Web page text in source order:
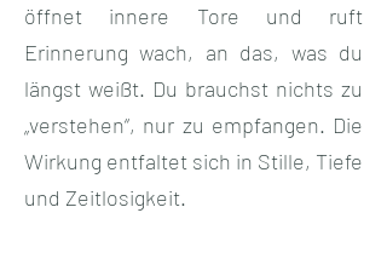
öffnet innere Tore und ruft
Erinnerung wach, an das, was du
längst weißt. Du brauchst nichts zu
„verstehen“, nur zu empfangen. Die
Wirkung entfaltet sich in Stille, Tiefe
und Zeitlosigkeit.